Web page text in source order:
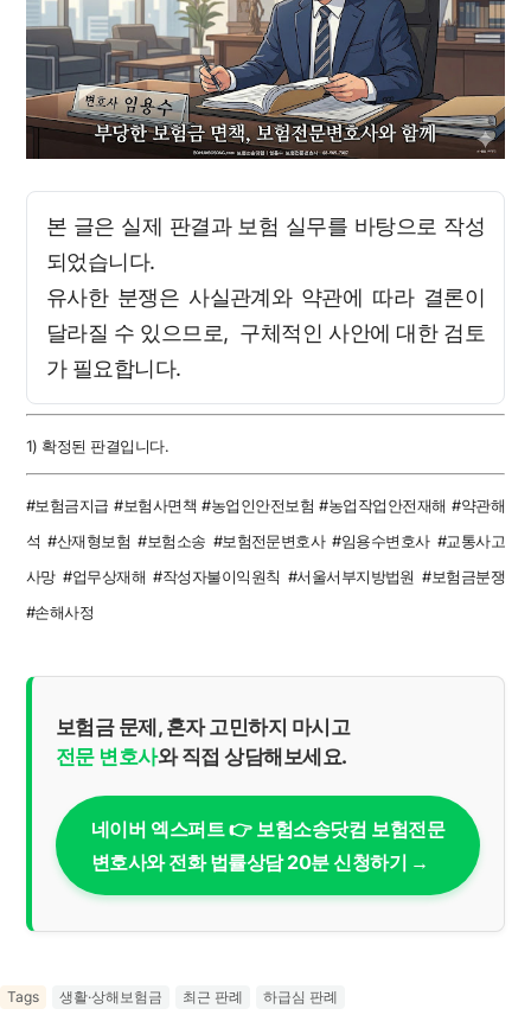
본 글은 실제 판결과 보험 실무를 바탕으로 작성
되었습니다.
유사한 분쟁은 사실관계와 약관에 따라 결론이
달라질 수 있으므로, 구체적인 사안에 대한 검토
가 필요합니다.
1) 확정된 판결입니다.
#보험금지급 #보험사면책 #농업인안전보험 #농업작업안전재해 #약관해
석 #산재형보험 #보험소송 #보험전문변호사 #임용수변호사 #교통사고
사망 #업무상재해 #작성자불이익원칙 #서울서부지방법원 #보험금분쟁
#손해사정
보험금 문제, 혼자 고민하지 마시고
전문 변호사와 직접 상담해보세요.
네이버 엑스퍼트 👉 보험소송닷컴 보험전문
변호사와 전화 법률상담 20분 신청하기 →
Tags 생활·상해보험금 최근 판례 하급심 판례